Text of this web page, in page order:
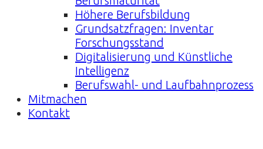
Höhere Berufsbildung
Grundsatzfragen: Inventar
Forschungsstand
Digitalisierung und Künstliche
Intelligenz
Berufswahl- und Laufbahnprozess
Mitmachen
Kontakt